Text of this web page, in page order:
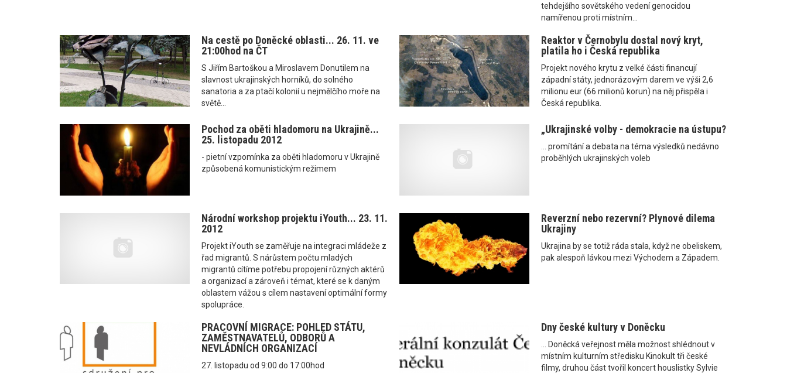
tehdejšího sovětského vedení genocidou
namířenou proti místním...
Na cestě po Doněcké oblasti... 26. 11. ve
21:00hod na ČT
S Jiřím Bartoškou a Miroslavem Donutilem na
slavnost ukrajinských horníků, do solného
sanatoria a za ptačí kolonií u nejmělčího moře na
světě...
Reaktor v Černobylu dostal nový kryt,
platila ho i Česká republika
Projekt nového krytu z velké části financují
západní státy, jednorázovým darem ve výši 2,6
milionu eur (66 milionů korun) na něj přispěla i
Česká republika.
Pochod za oběti hladomoru na Ukrajině...
25. listopadu 2012
- pietní vzpomínka za oběti hladomoru v Ukrajině
způsobená komunistickým režimem
„Ukrajinské volby - demokracie na ústupu?
... promítání a debata na téma výsledků nedávno
proběhlých ukrajinských voleb
Národní workshop projektu iYouth... 23. 11.
2012
Projekt iYouth se zaměřuje na integraci mládeže z
řad migrantů. S nárůstem počtu mladých
migrantů cítíme potřebu propojení různých aktérů
a organizací a zároveň i témat, které se k daným
oblastem vážou s cílem nastavení optimální formy
spolupráce.
Reverzní nebo rezervní? Plynové dilema
Ukrajiny
Ukrajina by se totiž ráda stala, když ne obeliskem,
pak alespoň lávkou mezi Východem a Západem.
PRACOVNÍ MIGRACE: POHLED STÁTU,
ZAMĚSTNAVATELŮ, ODBORŮ A
NEVLÁDNÍCH ORGANIZACÍ
27. listopadu od 9:00 do 17:00hod
Dny české kultury v Doněcku
... Doněcká veřejnost měla možnost shlédnout v
místním kulturním středisku Kinokult tři české
filmy, druhou část tvořil koncert houslistky Sylvie